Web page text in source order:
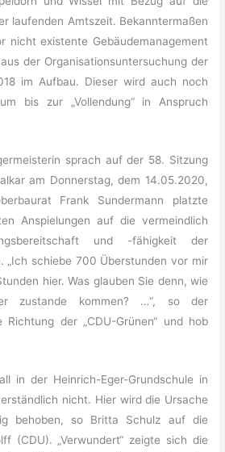
laufenden Amtszeit. Bekanntermaßen
nicht existente Gebäudemanagement
der Organisationsuntersuchung der
im Aufbau. Dieser wird auch noch
bis zur „Vollendung“ in Anspruch
sprach auf der 58. Sitzung
am Donnerstag, dem 14.05.2020,
Frank Sundermann platzte
Anspielungen auf die vermeindlich
und -fähigkeit der
„Ich schiebe 700 Überstunden vor mir
hier. Was glauben Sie denn, wie
zustande kommen? …“, so der
der „CDU-Grünen“ und hob
in der Heinrich-Eger-Grundschule in
nicht. Hier wird die Ursache
behoben, so Britta Schulz auf die
(CDU). „Verwundert“ zeigte sich die